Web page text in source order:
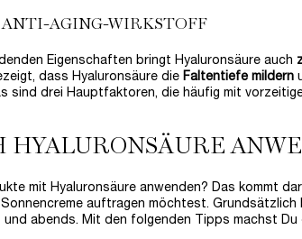
AGING-WIRKSTOFF
Eigenschaften bringt Hyaluronsäure auch
dass Hyaluronsäure die Faltentiefe mildern
sind drei Hauptfaktoren, die häufig mit
HYALURONSÄURE
mit Hyaluronsäure anwenden? Das kommt
Sonnencreme auftragen möchtest. Grundsätzlich
und abends. Mit den folgenden Tipps machst Du